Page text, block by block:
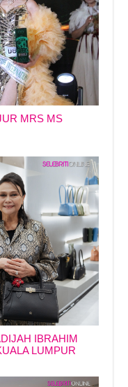
MRS MS
IBRAHIM
LUMPUR